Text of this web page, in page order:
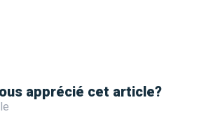
apprécié cet article?